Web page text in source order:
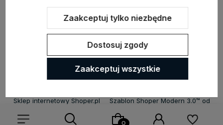
NIP: 5223279970 | REGON: 527118819 | Email:
sklep@kosmetycznyraj.pl| Telefon:662 274 654
Sklep internetowy Shoper.pl Szablon Shoper Modern 3.0™ od
Zaakceptuj tylko niezbędne
Dostosuj zgody
Zaakceptuj wszystkie